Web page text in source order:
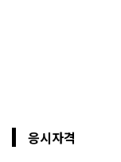
응시자격